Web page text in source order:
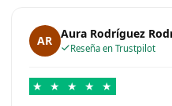
AR Aura Rodríguez
Reseña en Trustpilot
★ ★ ★ ★ ★